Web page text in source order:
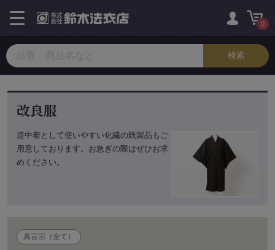
0
toggle
navigation
改良服
道中着として使いやすい化繊の既製品もご
用意しております。お急ぎの際はぜひお求
めください。
真言宗（全て）